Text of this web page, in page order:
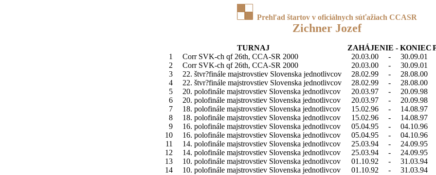
Prehľad štartov v oficiálnych súťažiach CCASR
Zichner Jozef
TURNAJ ZAHÁJENIE - KONIEC
1
Corr SVK-ch qf 26th, CCA-SR 2000 20.03.00 -
30.09.01
2
Corr SVK-ch qf 26th, CCA-SR 2000 20.03.00 -
30.09.01
3
22. štvr?finále majstrovstiev Slovenska jednotlivcov 28.02.99 -
28.08.00
4
22. štvr?finále majstrovstiev Slovenska jednotlivcov 28.02.99 -
28.08.00
5
20. polofinále majstrovstiev Slovenska jednotlivcov 20.03.97 -
20.09.98
6
20. polofinále majstrovstiev Slovenska jednotlivcov 20.03.97 -
20.09.98
7
18. polofinále majstrovstiev Slovenska jednotlivcov 15.02.96 -
14.08.97
8
18. polofinále majstrovstiev Slovenska jednotlivcov 15.02.96 -
14.08.97
9
16. polofinále majstrovstiev Slovenska jednotlivcov 05.04.95 -
04.10.96
10
16. polofinále majstrovstiev Slovenska jednotlivcov 05.04.95 -
04.10.96
11
14. polofinále majstrovstiev Slovenska jednotlivcov 25.03.94 -
24.09.95
12
14. polofinále majstrovstiev Slovenska jednotlivcov 25.03.94 -
24.09.95
13
10. polofinále majstrovstiev Slovenska jednotlivcov 01.10.92 -
31.03.94
14
10. polofinále majstrovstiev Slovenska jednotlivcov 01.10.92 -
31.03.94